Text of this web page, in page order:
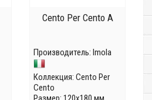
Cento Per Cento A
Производитель: Imola
Коллекция: Cento Per
Cento